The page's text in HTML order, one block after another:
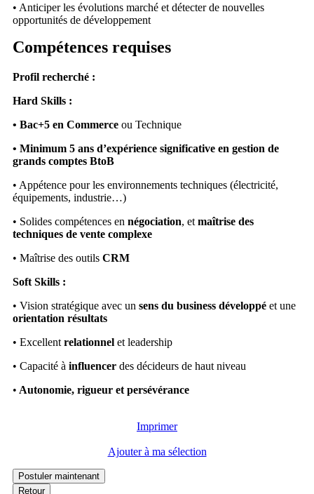
• Anticiper les évolutions marché et détecter de nouvelles
opportunités de développement
Compétences requises
Profil recherché :
Hard Skills :
• Bac+5 en Commerce ou Technique
• Minimum 5 ans d’expérience significative en gestion de
grands comptes BtoB
• Appétence pour les environnements techniques (électricité,
équipements, industrie…)
• Solides compétences en négociation, et maîtrise des
techniques de vente complexe
• Maîtrise des outils CRM
Soft Skills :
• Vision stratégique avec un sens du business développé et une
orientation résultats
• Excellent relationnel et leadership
• Capacité à influencer des décideurs de haut niveau
• Autonomie, rigueur et persévérance
Imprimer
Ajouter à ma sélection